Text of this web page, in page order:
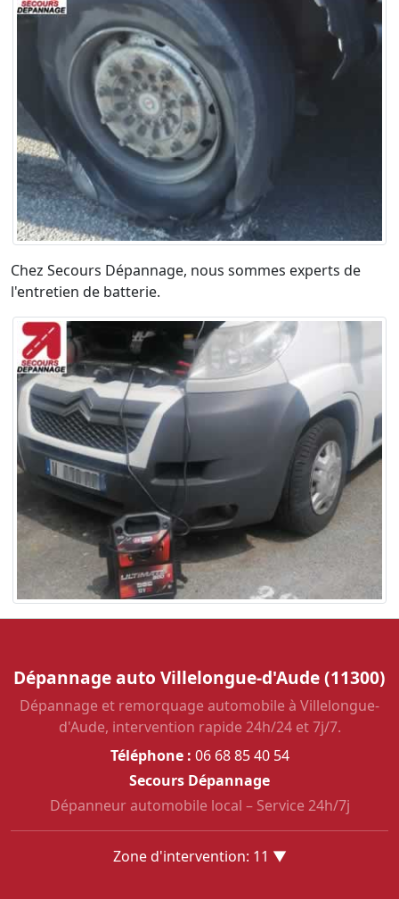
Chez Secours Dépannage, nous sommes experts de
l'entretien de batterie.
Dépannage auto Villelongue-d'Aude (11300)
Dépannage et remorquage automobile à Villelongue-
d'Aude, intervention rapide 24h/24 et 7j/7.
Téléphone : 06 68 85 40 54
Secours Dépannage
Dépanneur automobile local – Service 24h/7j
Zone d'intervention: 11 ▼